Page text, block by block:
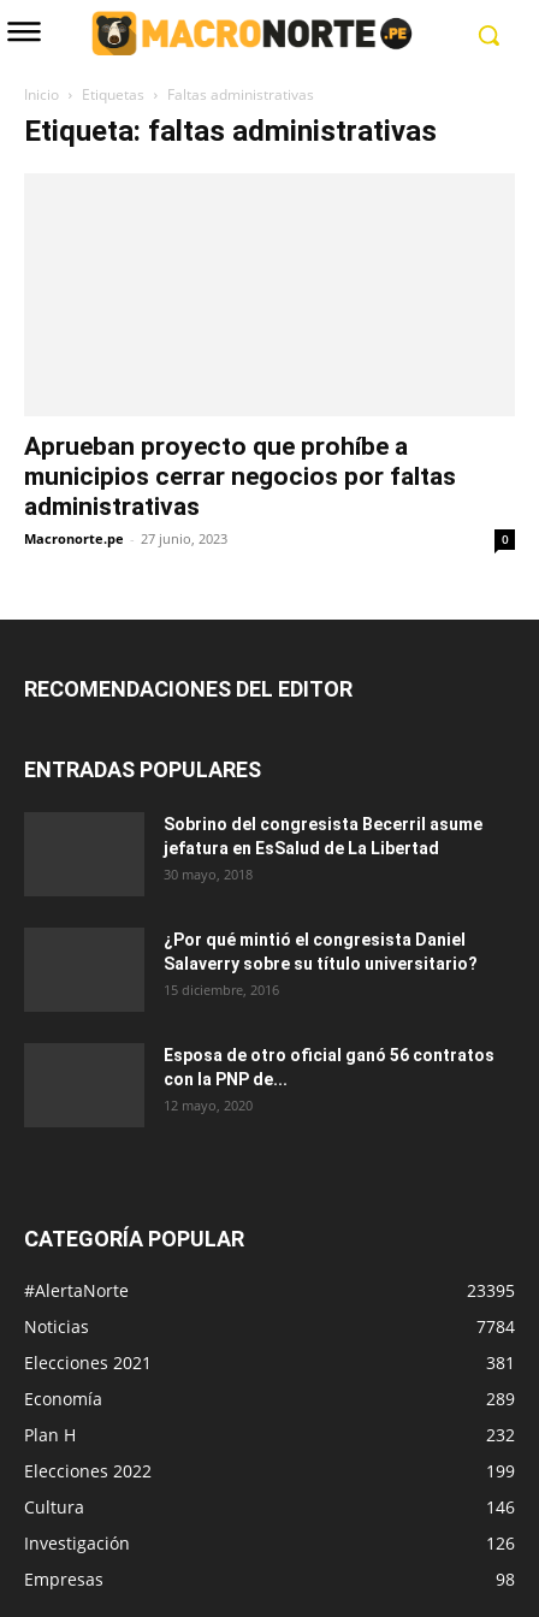
Inicio Etiquetas Faltas administrativas
Etiqueta: faltas administrativas
Aprueban proyecto que prohíbe a
municipios cerrar negocios por faltas
administrativas
Macronorte.pe - 27 junio, 2023 0
RECOMENDACIONES DEL EDITOR
ENTRADAS POPULARES
Sobrino del congresista Becerril asume
jefatura en EsSalud de La Libertad
30 mayo, 2018
¿Por qué mintió el congresista Daniel
Salaverry sobre su título universitario?
15 diciembre, 2016
Esposa de otro oficial ganó 56 contratos
con la PNP de...
12 mayo, 2020
CATEGORÍA POPULAR
#AlertaNorte
23395
Noticias
7784
Elecciones 2021
381
Economía
289
Plan H
232
Elecciones 2022
199
Cultura
146
Investigación
126
Empresas
98